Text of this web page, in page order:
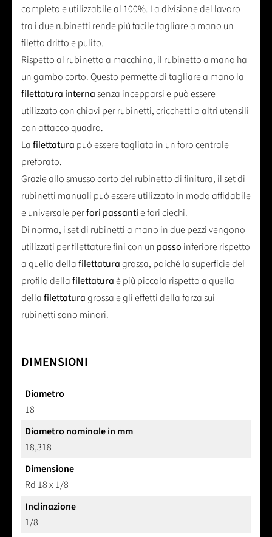
completo e utilizzabile al 100%. La divisione del lavoro
tra i due rubinetti rende più facile tagliare a mano un
filetto dritto e pulito.
Rispetto al rubinetto a macchina, il rubinetto a mano ha
un gambo corto. Questo permette di tagliare a mano la
filettatura internasenza incepparsi e può essere
utilizzato con chiavi per rubinetti, cricchetti o altri utensili
con attacco quadro.
Lafilettaturapuò essere tagliata in un foro centrale
preforato.
Grazie allo smusso corto del rubinetto di finitura, il set di
rubinetti manuali può essere utilizzato in modo affidabile
e universale perfori passantie fori ciechi.
Di norma, i set di rubinetti a mano in due pezzi vengono
utilizzati per filettature fini con un passoinferiore rispetto
a quello dellafilettaturagrossa, poiché la superficie del
profilo dellafilettaturaè più piccola rispetto a quella
dellafilettaturagrossa e gli effetti della forza sui
rubinetti sono minori.
DIMENSIONI
Diametro
18
Diametro nominale in mm
18,318
Dimensione
Rd 18 x 1/8
Inclinazione
1/8